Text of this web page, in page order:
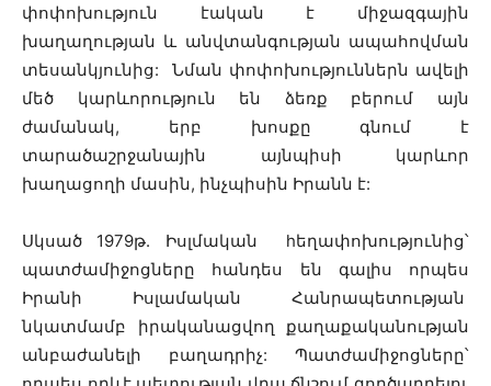
փոփոխություն էական է միջազգային
խաղաղության և անվտանգության ապահովման
տեսանկյունից:
Նման փոփոխություններն ավելի
մեծ կարևորություն են ձեռք բերում այն
ժամանակ, երբ խոսքը գնում է
տարածաշրջանային այնպիսի կարևոր
խաղացողի մասին, ինչպիսին Իրանն է:
Սկսած 1979թ. Իսլմական hեղափոխությունից՝
պատժամիջոցները հանդես են գալիս որպես
Իրանի Իսլամական Հանրապետության
նկատմամբ իրականացվող քաղաքականության
անբաժանելի բաղադրիչ: Պատժամիջոցները՝